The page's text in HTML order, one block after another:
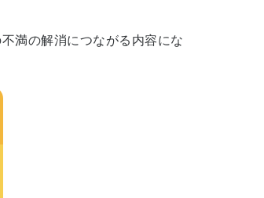
満の解消につながる内容にな